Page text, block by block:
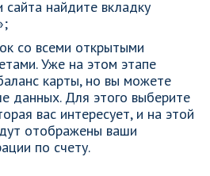
сайта найдите вкладку
со всеми открытыми
Уже на этом этапе
карты, но вы можете
данных. Для этого выберите
вас интересует, и на этой
отображены ваши
по счету.